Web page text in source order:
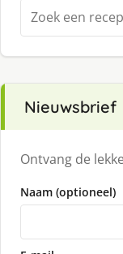
Zoeken
naar:
Nieuwsbrief
Ontvang de
Naam (optioneel)